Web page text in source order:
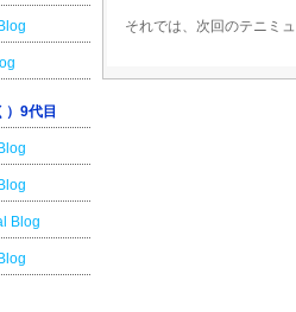
）9代目
Blog
それでは、次回のテニミ